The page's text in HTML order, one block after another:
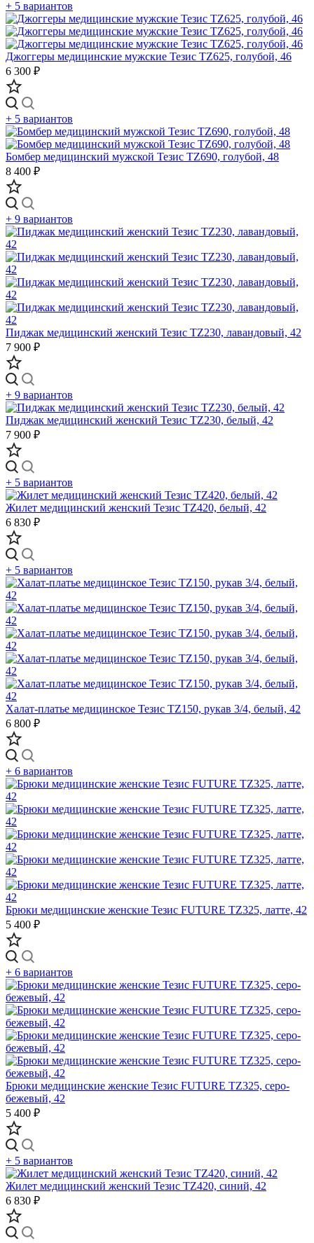
+ 5 вариантов
Джоггеры медицинские мужские Тезис TZ625, голубой, 46
6 300 ₽
+ 5 вариантов
Бомбер медицинский мужской Тезис TZ690, голубой, 48
8 400 ₽
+ 9 вариантов
Пиджак медицинский женский Тезис TZ230, лавандовый, 42
7 900 ₽
+ 9 вариантов
Пиджак медицинский женский Тезис TZ230, белый, 42
7 900 ₽
+ 5 вариантов
Жилет медицинский женский Тезис TZ420, белый, 42
6 830 ₽
+ 5 вариантов
Халат-платье медицинское Тезис TZ150, рукав 3/4, белый, 42
6 800 ₽
+ 6 вариантов
Брюки медицинские женские Тезис FUTURE TZ325, латте, 42
5 400 ₽
+ 6 вариантов
Брюки медицинские женские Тезис FUTURE TZ325, серо-
бежевый, 42
5 400 ₽
+ 5 вариантов
Жилет медицинский женский Тезис TZ420, синий, 42
6 830 ₽